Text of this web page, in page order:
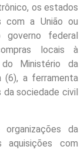
os estados
com a União ou
governo federal
locais à
Ministério da
(6), a ferramenta
sociedade civil
da
aquisições com